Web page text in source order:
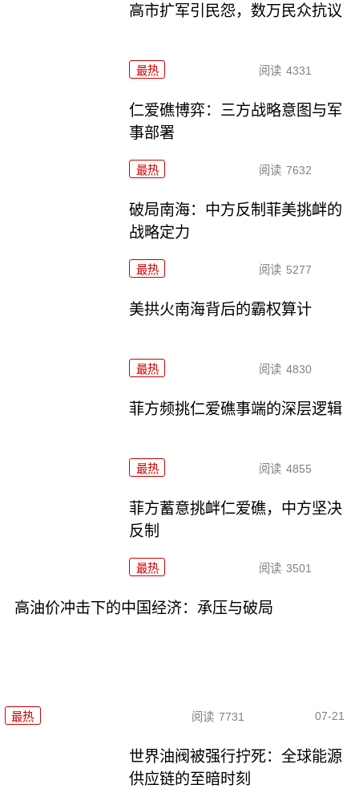
高市扩军引民怨，数万民众抗议
最热 阅读 4331
仁爱礁博弈：三方战略意图与军
事部署
最热 阅读 7632
破局南海：中方反制菲美挑衅的
战略定力
最热 阅读 5277
美拱火南海背后的霸权算计
最热 阅读 4830
菲方频挑仁爱礁事端的深层逻辑
最热 阅读 4855
菲方蓄意挑衅仁爱礁，中方坚决
反制
最热 阅读 3501
高油价冲击下的中国经济：承压与破局
最热 阅读 7731 07-21
世界油阀被强行拧死：全球能源
供应链的至暗时刻